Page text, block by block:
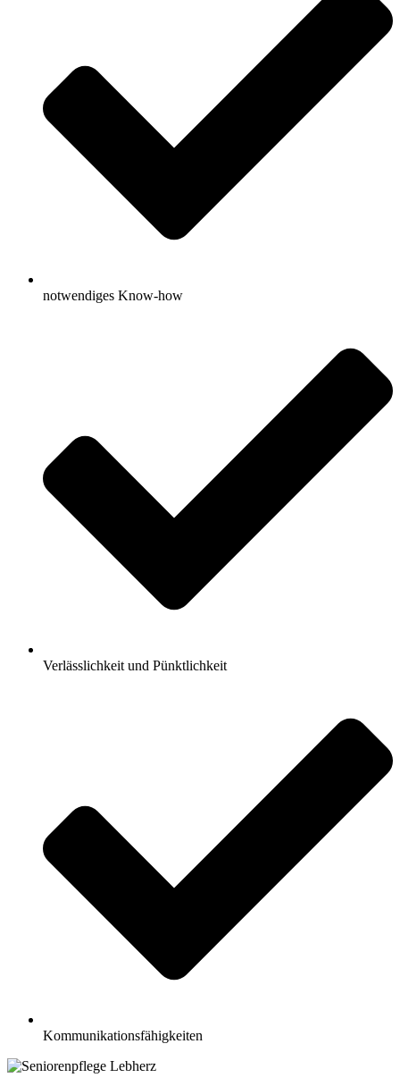
notwendiges Know-how
Verlässlichkeit und Pünktlichkeit
Kommunikationsfähigkeiten